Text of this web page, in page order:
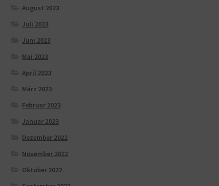
August 2023
Juli 2023
Juni 2023
Mai 2023
April 2023
März 2023
Februar 2023
Januar 2023
Dezember 2022
November 2022
Oktober 2022